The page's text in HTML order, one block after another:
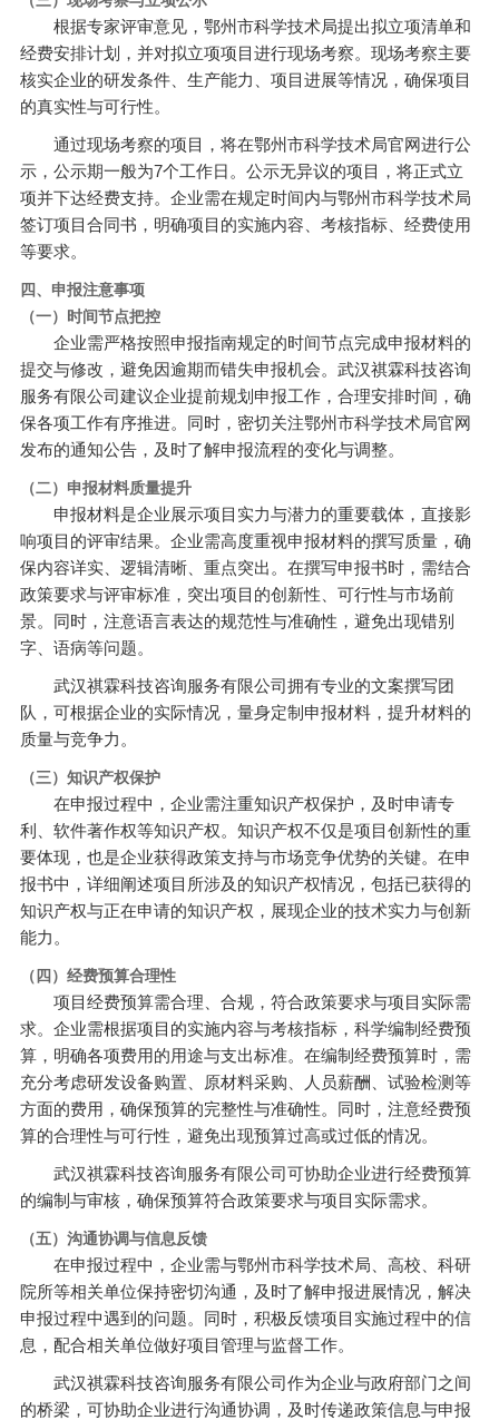
根据专家评审意见，鄂州市科学技术局提出拟立项清单和
经费安排计划，并对拟立项项目进行现场考察。现场考察主要
核实企业的研发条件、生产能力、项目进展等情况，确保项目
的真实性与可行性。
通过现场考察的项目，将在鄂州市科学技术局官网进行公
示，公示期一般为7个工作日。公示无异议的项目，将正式立
项并下达经费支持。企业需在规定时间内与鄂州市科学技术局
签订项目合同书，明确项目的实施内容、考核指标、经费使用
等要求。
四、申报注意事项
（一）时间节点把控
企业需严格按照申报指南规定的时间节点完成申报材料的
提交与修改，避免因逾期而错失申报机会。武汉祺霖科技咨询
服务有限公司建议企业提前规划申报工作，合理安排时间，确
保各项工作有序推进。同时，密切关注鄂州市科学技术局官网
发布的通知公告，及时了解申报流程的变化与调整。
（二）申报材料质量提升
申报材料是企业展示项目实力与潜力的重要载体，直接影
响项目的评审结果。企业需高度重视申报材料的撰写质量，确
保内容详实、逻辑清晰、重点突出。在撰写申报书时，需结合
政策要求与评审标准，突出项目的创新性、可行性与市场前
景。同时，注意语言表达的规范性与准确性，避免出现错别
字、语病等问题。
武汉祺霖科技咨询服务有限公司拥有专业的文案撰写团
队，可根据企业的实际情况，量身定制申报材料，提升材料的
质量与竞争力。
（三）知识产权保护
在申报过程中，企业需注重知识产权保护，及时申请专
利、软件著作权等知识产权。知识产权不仅是项目创新性的重
要体现，也是企业获得政策支持与市场竞争优势的关键。在申
报书中，详细阐述项目所涉及的知识产权情况，包括已获得的
知识产权与正在申请的知识产权，展现企业的技术实力与创新
能力。
（四）经费预算合理性
项目经费预算需合理、合规，符合政策要求与项目实际需
求。企业需根据项目的实施内容与考核指标，科学编制经费预
算，明确各项费用的用途与支出标准。在编制经费预算时，需
充分考虑研发设备购置、原材料采购、人员薪酬、试验检测等
方面的费用，确保预算的完整性与准确性。同时，注意经费预
算的合理性与可行性，避免出现预算过高或过低的情况。
武汉祺霖科技咨询服务有限公司可协助企业进行经费预算
的编制与审核，确保预算符合政策要求与项目实际需求。
（五）沟通协调与信息反馈
在申报过程中，企业需与鄂州市科学技术局、高校、科研
院所等相关单位保持密切沟通，及时了解申报进展情况，解决
申报过程中遇到的问题。同时，积极反馈项目实施过程中的信
息，配合相关单位做好项目管理与监督工作。
武汉祺霖科技咨询服务有限公司作为企业与政府部门之间
的桥梁，可协助企业进行沟通协调，及时传递政策信息与申报